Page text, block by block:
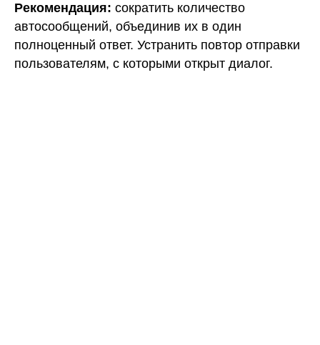
Рекомендация: сократить количество
автосообщений, объединив их в один
полноценный ответ. Устранить повтор отправки
пользователям, с которыми открыт диалог.